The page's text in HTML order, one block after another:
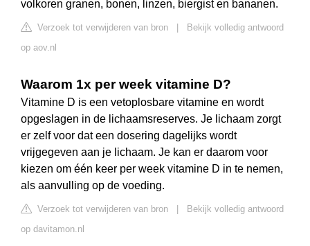
volkoren granen, bonen, linzen, biergist en bananen.
Verzoek tot verwijderen van bron
Bekijk volledig antwoord
op aov.nl
Waarom 1x per week vitamine D?
Vitamine D is een vetoplosbare vitamine en wordt
opgeslagen in de lichaamsreserves. Je lichaam zorgt
er zelf voor dat een dosering dagelijks wordt
vrijgegeven aan je lichaam. Je kan er daarom voor
kiezen om één keer per week vitamine D in te nemen,
als aanvulling op de voeding.
Verzoek tot verwijderen van bron
Bekijk volledig antwoord
op davitamon.nl